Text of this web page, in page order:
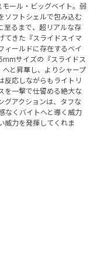
ール・ビッグベイト。弱
ソフトシェルで包み込む
至るまで、超リアルな存
てきた『スライドスイマ
ィールドに存在するベイ
サイズの『スライドス
と昇華し、よりシャープ
反応しながらもライトリ
を一撃で仕留める絶大な
グアクションは、タフな
なくバイトへと導く威力
威力を発揮してくれま